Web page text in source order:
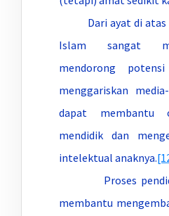
Dari ayat di atas
Islam sangat
mendorong
menggariskan
dapat membantu
mendidik dan
intelektual anaknya.
Proses
membantu